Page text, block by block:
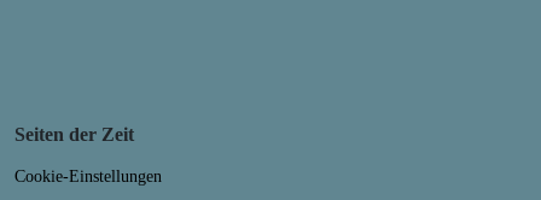
Seiten der Zeit
Cookie-Einstellungen